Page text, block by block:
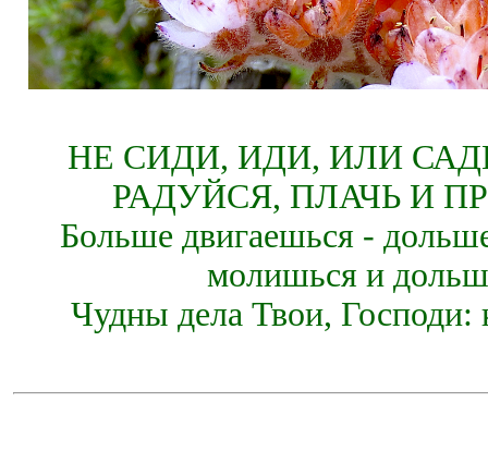
НЕ СИДИ, ИДИ, ИЛИ
РАДУЙСЯ, ПЛАЧЬ И
Больше двигаешься -
молишься и
Чудны дела Твои, Господи: